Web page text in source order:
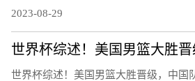
2023-08-29
世界杯综述！美国男篮大胜晋级，中国